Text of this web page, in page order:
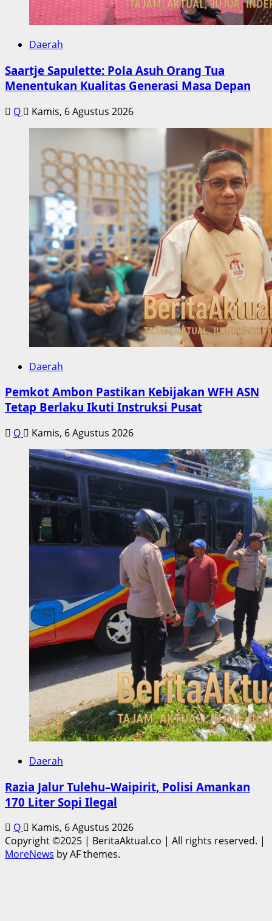
Daerah
Saartje Sapulette: Pola Asuh Orang Tua
Menentukan Kualitas Generasi Masa Depan
Q Kamis, 6 Agustus 2026
Daerah
Pemkot Ambon Pastikan Kebijakan WFH ASN
Tetap Berlaku Ikuti Instruksi Pusat
Q Kamis, 6 Agustus 2026
Daerah
Razia Jalur Tulehu–Waipirit, Polisi Amankan
170 Liter Sopi Ilegal
Q
Kamis, 6 Agustus 2026
Copyright ©2025 | BeritaAktual.co | All rights reserved. |
MoreNews by AF themes.